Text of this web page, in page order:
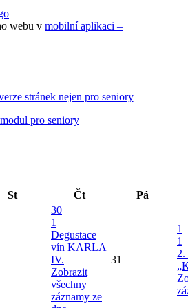
webu v mobilní aplikaci –
stránek nejen pro seniory
St Čt Pá
30
1
Degustace
vín KARLA
IV.
Zobrazit
všechny
záznamy ze
31
1
1
2.